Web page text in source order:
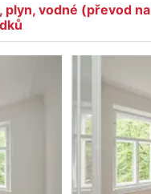
vodné (převod na